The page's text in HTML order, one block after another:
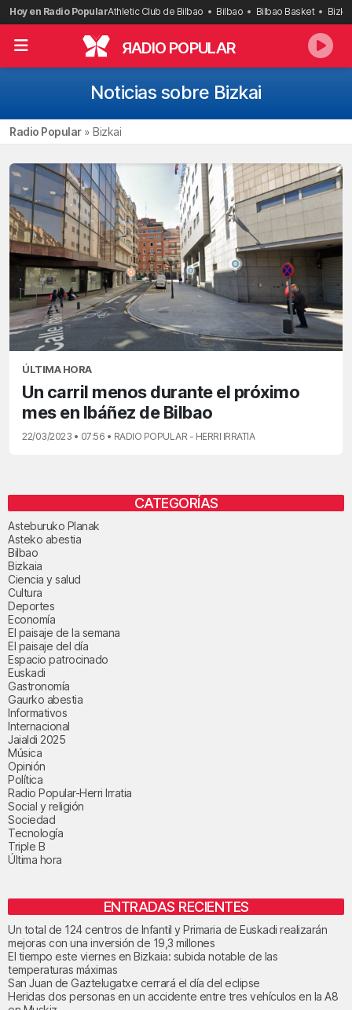
Saltar
al
contenido
Hoy en Radio PopularAthletic Club de Bilbao Bilbao Bilbao Basket
RADIO POPULAR
Noticias sobre Bizkai
Radio Popular» Bizkai
ÚLTIMA HORA
Un carril menos durante el próximo
mes en Ibáñez de Bilbao
22/03/2023 • 07:56 • RADIO POPULAR - HERRI IRRATIA
CATEGORÍAS
Asteburuko Planak
Asteko abestia
Bilbao
Bizkaia
Ciencia y salud
Cultura
Deportes
Economía
El paisaje de la semana
El paisaje del día
Espacio patrocinado
Euskadi
Gastronomía
Gaurko abestia
Informativos
Internacional
Jaialdi 2025
Música
Opinión
Política
Radio Popular-Herri Irratia
Social y religión
Sociedad
Tecnología
Triple B
Última hora
ENTRADAS RECIENTES
Un total de 124 centros de Infantil y Primaria de Euskadi realizarán
mejoras con una inversión de 19,3 millones
El tiempo este viernes en Bizkaia: subida notable de las
temperaturas máximas
San Juan de Gaztelugatxe cerrará el día del eclipse
Heridas dos personas en un accidente entre tres vehículos en la A8